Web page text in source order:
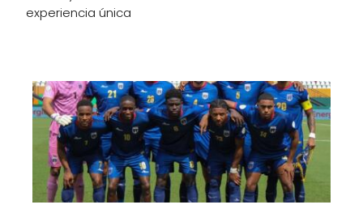
experiencia única